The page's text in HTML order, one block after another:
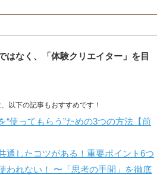
はなく、「体験クリエイター」を目
以下の記事もおすすめです！
使ってもらう”ための3つの方法【前
通したコツがある！重要ポイント6つ
われない！ 〜「思考の手間」を徹底